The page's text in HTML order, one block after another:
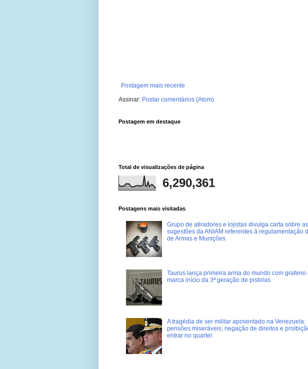
Postagem mais recente
Assinar: Postar comentários (Atom)
Postagem em destaque
Total de visualizações de página
6,290,361
Postagens mais visitadas
Grupo de atiradores e lojistas divulga carta sobre as
sugestões da ANIAM referentes à regulamentação
de Armas e Munições
Taurus lança primeira arma do mundo com grafeno
marca início da 3ª geração de pistolas
A tragédia de ser militar aposentado na Venezuela:
pensões miseráveis, negação de direitos e
entrar no quartel